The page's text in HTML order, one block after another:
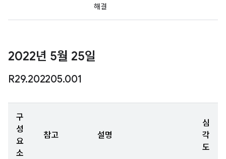
해결
2022년 5월 25일
R29.202205.001
구
성
요
소
참고 설명
심
각
도